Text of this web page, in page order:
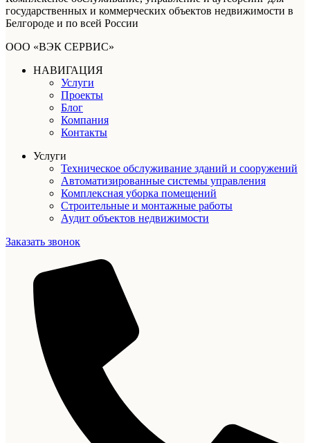
государственных и коммерческих объектов недвижимости в
Белгороде и по всей России
ООО «ВЭК СЕРВИС»
НАВИГАЦИЯ
Услуги
Проекты
Блог
Компания
Контакты
Услуги
Техническое обслуживание зданий и сооружений
Автоматизированные системы управления
Комплексная уборка помещений
Строительные и монтажные работы
Аудит объектов недвижимости
Заказать звонок